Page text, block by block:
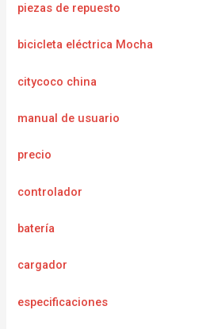
piezas de repuesto
bicicleta eléctrica Mocha
citycoco china
manual de usuario
precio
controlador
batería
cargador
especificaciones